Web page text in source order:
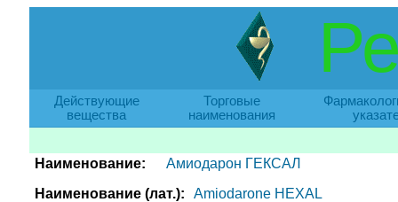
Действующие
вещества
Торговые
наименования
Наименование:
Амиодарон ГЕКСАЛ
Наименование (лат.):
Amiodarone HEXAL